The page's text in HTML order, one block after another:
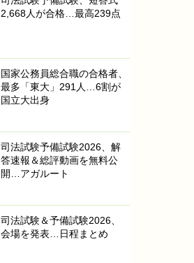
2,668人が合格…最高239点
国家公務員総合職の合格者、
最多「東大」291人…6割が
国立大出身
司法試験予備試験2026、解
答速報＆総評動画を無料公
開…アガルート
司法試験＆予備試験2026、
会場を発表…日程まとめ